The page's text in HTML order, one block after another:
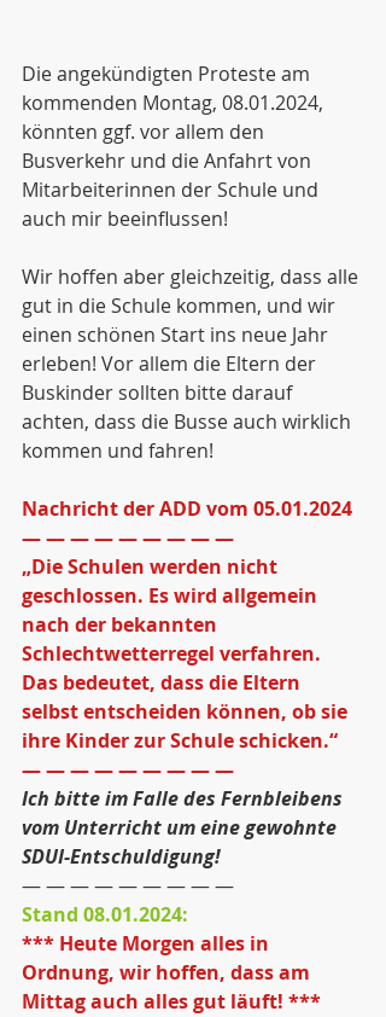
Die angekündigten Proteste am
kommenden Montag, 08.01.2024,
könnten ggf. vor allem den
Busverkehr und die Anfahrt von
Mitarbeiterinnen der Schule und
auch mir beeinflussen!
Wir hoffen aber gleichzeitig, dass alle
gut in die Schule kommen, und wir
einen schönen Start ins neue Jahr
erleben! Vor allem die Eltern der
Buskinder sollten bitte darauf
achten, dass die Busse auch wirklich
kommen und fahren!
Nachricht der ADD vom 05.01.2024
— — — — — — — — —
„Die Schulen werden nicht
geschlossen. Es wird allgemein
nach der bekannten
Schlechtwetterregel verfahren.
Das bedeutet, dass die Eltern
selbst entscheiden können, ob sie
ihre Kinder zur Schule schicken.“
— — — — — — — — —
Ich bitte im Falle des Fernbleibens
vom Unterricht um eine gewohnte
SDUI-Entschuldigung!
— — — — — — — — —
Stand 08.01.2024:
*** Heute Morgen alles in
Ordnung, wir hoffen, dass am
Mittag auch alles gut läuft! ***